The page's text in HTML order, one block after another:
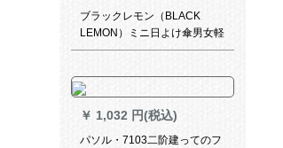
ブラックレモン（BLACK
LEMON）ミニ日よけ傘男女軽
日焼け止め日傘紫外線防止ミ
￥ 1,032 円(税込)
パソル・7103二阶建ってのフ